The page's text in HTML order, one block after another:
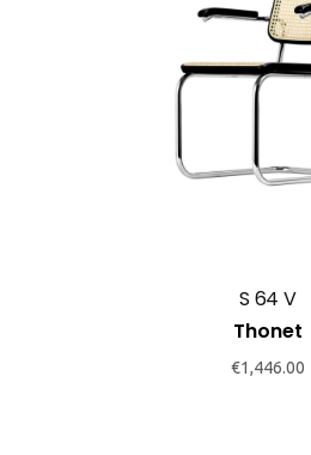
S 64 V
Thonet
€1,446.00